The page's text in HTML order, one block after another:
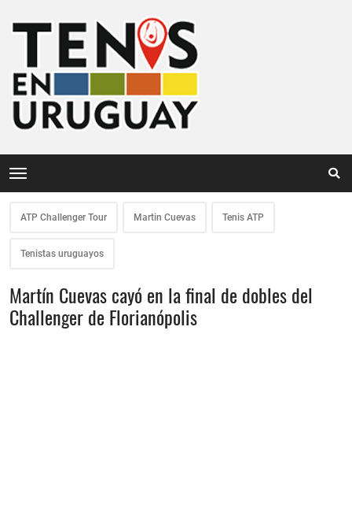
ATP Challenger Tour Martin Cuevas Tenis ATP
Tenistas uruguayos
Martín Cuevas cayó en la final de dobles del
Challenger de Florianópolis